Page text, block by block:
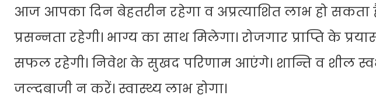
आज आपका दिन बेहतरीन रहेगा व अप्रत्याशित लाभ हो सकता
प्रसन्नता रहेगी। भाग्य का साथ मिलेगा। रोजगार प्राप्ति के
सफल रहेगी। निवेश के सुखद परिणाम आएंगे। शान्ति व शील
जल्दबाजी न करें। स्वास्थ्य लाभ होगा।